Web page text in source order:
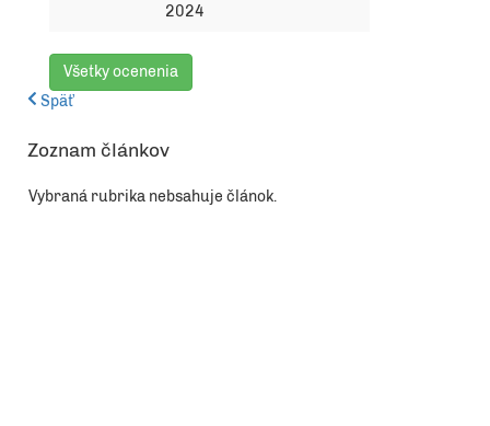
2024
Všetky ocenenia
Späť
Zoznam článkov
Vybraná rubrika nebsahuje článok.